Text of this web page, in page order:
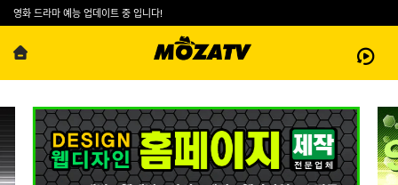
영화 드라마 예능 업데이트 중 입니다!